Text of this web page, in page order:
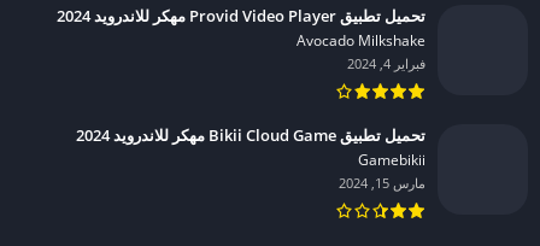
تحميل تطبيق Provid Video Player مهكر للاندرويد 2024
Avocado Milkshake‏
فبراير 4, 2024
تحميل تطبيق Bikii Cloud Game مهكر للاندرويد 2024
Gamebikii‏
مارس 15, 2024